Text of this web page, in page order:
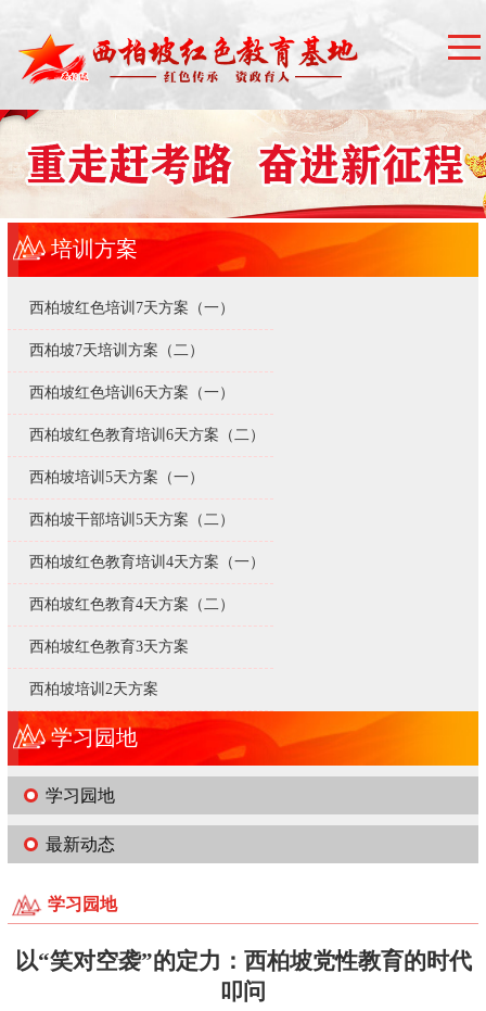
培训方案
西柏坡红色培训7天方案（一）
西柏坡7天培训方案（二）
西柏坡红色培训6天方案（一）
西柏坡红色教育培训6天方案（二）
西柏坡培训5天方案（一）
西柏坡干部培训5天方案（二）
西柏坡红色教育培训4天方案（一）
西柏坡红色教育4天方案（二）
西柏坡红色教育3天方案
西柏坡培训2天方案
学习园地
学习园地
最新动态
学习园地
以“笑对空袭”的定力：西柏坡党性教育的时代
叩问